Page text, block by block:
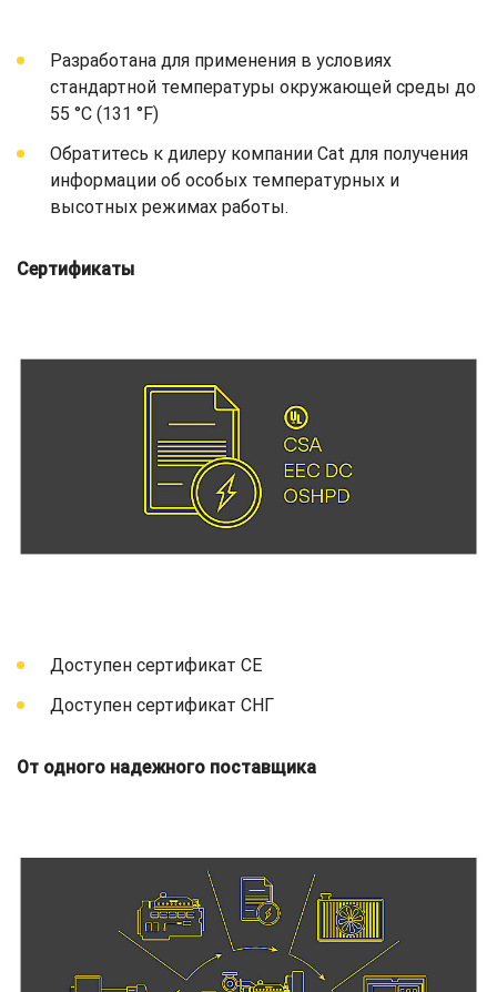
Разработана для применения в условиях
стандартной температуры окружающей среды до
55 °C (131 °F)
Обратитесь к дилеру компании Cat для получения
информации об особых температурных и
высотных режимах работы.
Сертификаты
Доступен сертификат СЕ
Доступен сертификат СНГ
От одного надежного поставщика